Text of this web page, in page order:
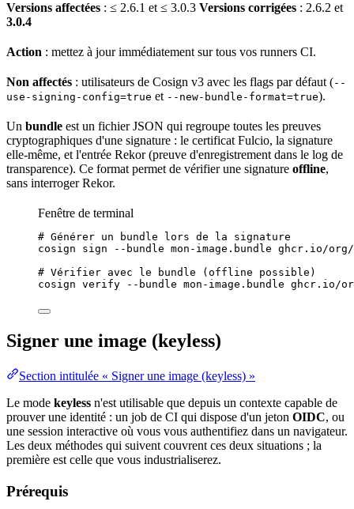
Versions affectées : ≤ 2.6.1 et ≤ 3.0.3 Versions corrigées : 2.6.2 et
3.0.4
Action : mettez à jour immédiatement sur tous vos runners CI.
Non affectés : utilisateurs de Cosign v3 avec les flags par défaut (--
use-signing-config=true et --new-bundle-format=true).
Un bundle est un fichierJSON qui regroupe toutes les preuves
cryptographiques d'une signature : le certificat Fulcio, la signature
elle-même, et l'entrée Rekor (preuve d'enregistrement dans le log de
transparence). Ce format permet de vérifier une signature offline,
sans interroger Rekor.
Fenêtre de terminal
# Générer un bundle lors de la signature
cosign
sign --bundle mon-image.bundle ghcr.io/org/
# Vérifier avec le bundle (offline possible)
cosign verify --bundle mon-image.bundle ghcr.io/
Signer une image (keyless)
Section intitulée « Signer une image (keyless) »
Le mode keyless n'est utilisable que depuis un contexte capable de
prouver une identité : un job de CI qui dispose d'un jeton OIDC, ou
une session interactive où vous vous authentifiez dans un navigateur.
Les deux méthodes qui suivent couvrent ces deux situations ; la
première est celle que vous industrialiserez.
Prérequis